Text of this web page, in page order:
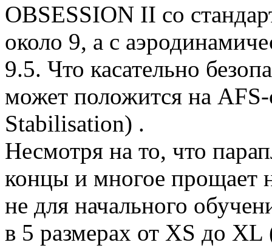
OBSESSION II со
около 9, а с
9.5. Что касательно
может положится на
Stabilisation) .
Несмотря на то, что
концы и многое прощает
не для начального
в 5 размерах от XS до